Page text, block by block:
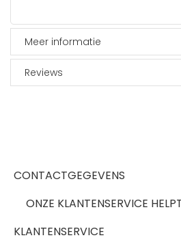
Meer informatie
Reviews
CONTACTGEGEVENS
ONZE KLANTENSERVICE
KLANTENSERVICE